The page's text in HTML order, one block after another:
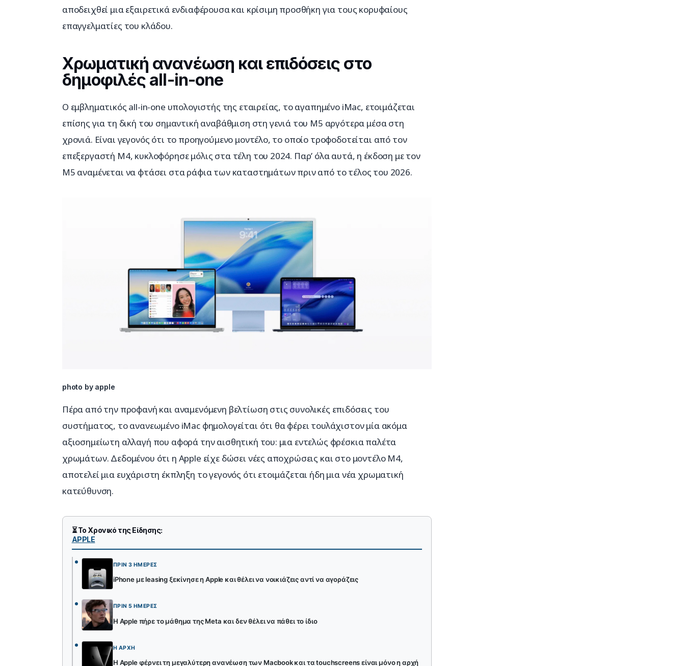
αποδειχθεί μια εξαιρετικά ενδιαφέρουσα και κρίσιμη προσθήκη για τους κορυφαίους
επαγγελματίες του κλάδου.
Χρωματική ανανέωση και επιδόσεις στο
δημοφιλές all-in-one
Ο εμβληματικός all-in-one υπολογιστής της εταιρείας, το αγαπημένο iMac, ετοιμάζεται
επίσης για τη δική του σημαντική αναβάθμιση στη γενιά του M5 αργότερα μέσα στη
χρονιά. Είναι γεγονός ότι το προηγούμενο μοντέλο, το οποίο τροφοδοτείται από τον
επεξεργαστή M4, κυκλοφόρησε μόλις στα τέλη του 2024. Παρ’ όλα αυτά, η έκδοση με τον
M5 αναμένεται να φτάσει στα ράφια των καταστημάτων πριν από το τέλος του 2026.
photo by apple
Πέρα από την προφανή και αναμενόμενη βελτίωση στις συνολικές επιδόσεις του
συστήματος, το ανανεωμένο iMac φημολογείται ότι θα φέρει τουλάχιστον μία ακόμα
αξιοσημείωτη αλλαγή που αφορά την αισθητική του: μια εντελώς φρέσκια παλέτα
χρωμάτων. Δεδομένου ότι η Apple είχε δώσει νέες αποχρώσεις και στο μοντέλο M4,
αποτελεί μια ευχάριστη έκπληξη το γεγονός ότι ετοιμάζεται ήδη μια νέα χρωματική
κατεύθυνση.
⏳ Το Χρονικό της Είδησης:
APPLE
ΠΡΙΝ 3 ΗΜΈΡΕΣ
iPhone με leasing ξεκίνησε η Apple και θέλει να νοικιάζεις αντί να αγοράζεις
ΠΡΙΝ 5 ΗΜΈΡΕΣ
Η Apple πήρε το μάθημα της Meta και δεν θέλει να πάθει το ίδιο
Η ΑΡΧΉ
Η Apple φέρνει τη μεγαλύτερη ανανέωση των Macbook και τα touchscreens είναι μόνο η αρχή